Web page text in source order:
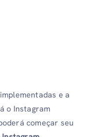
e a
o Instagram
começar seu